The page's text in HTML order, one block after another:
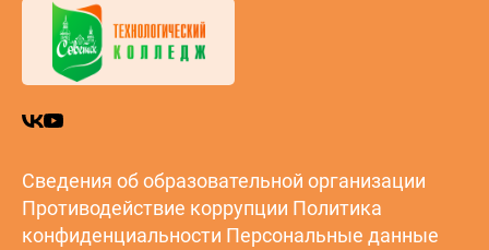
Сведения об образовательной организации
Противодействие коррупции Политика
конфиденциальности Персональные данные